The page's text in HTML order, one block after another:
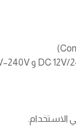
الاستخدام.